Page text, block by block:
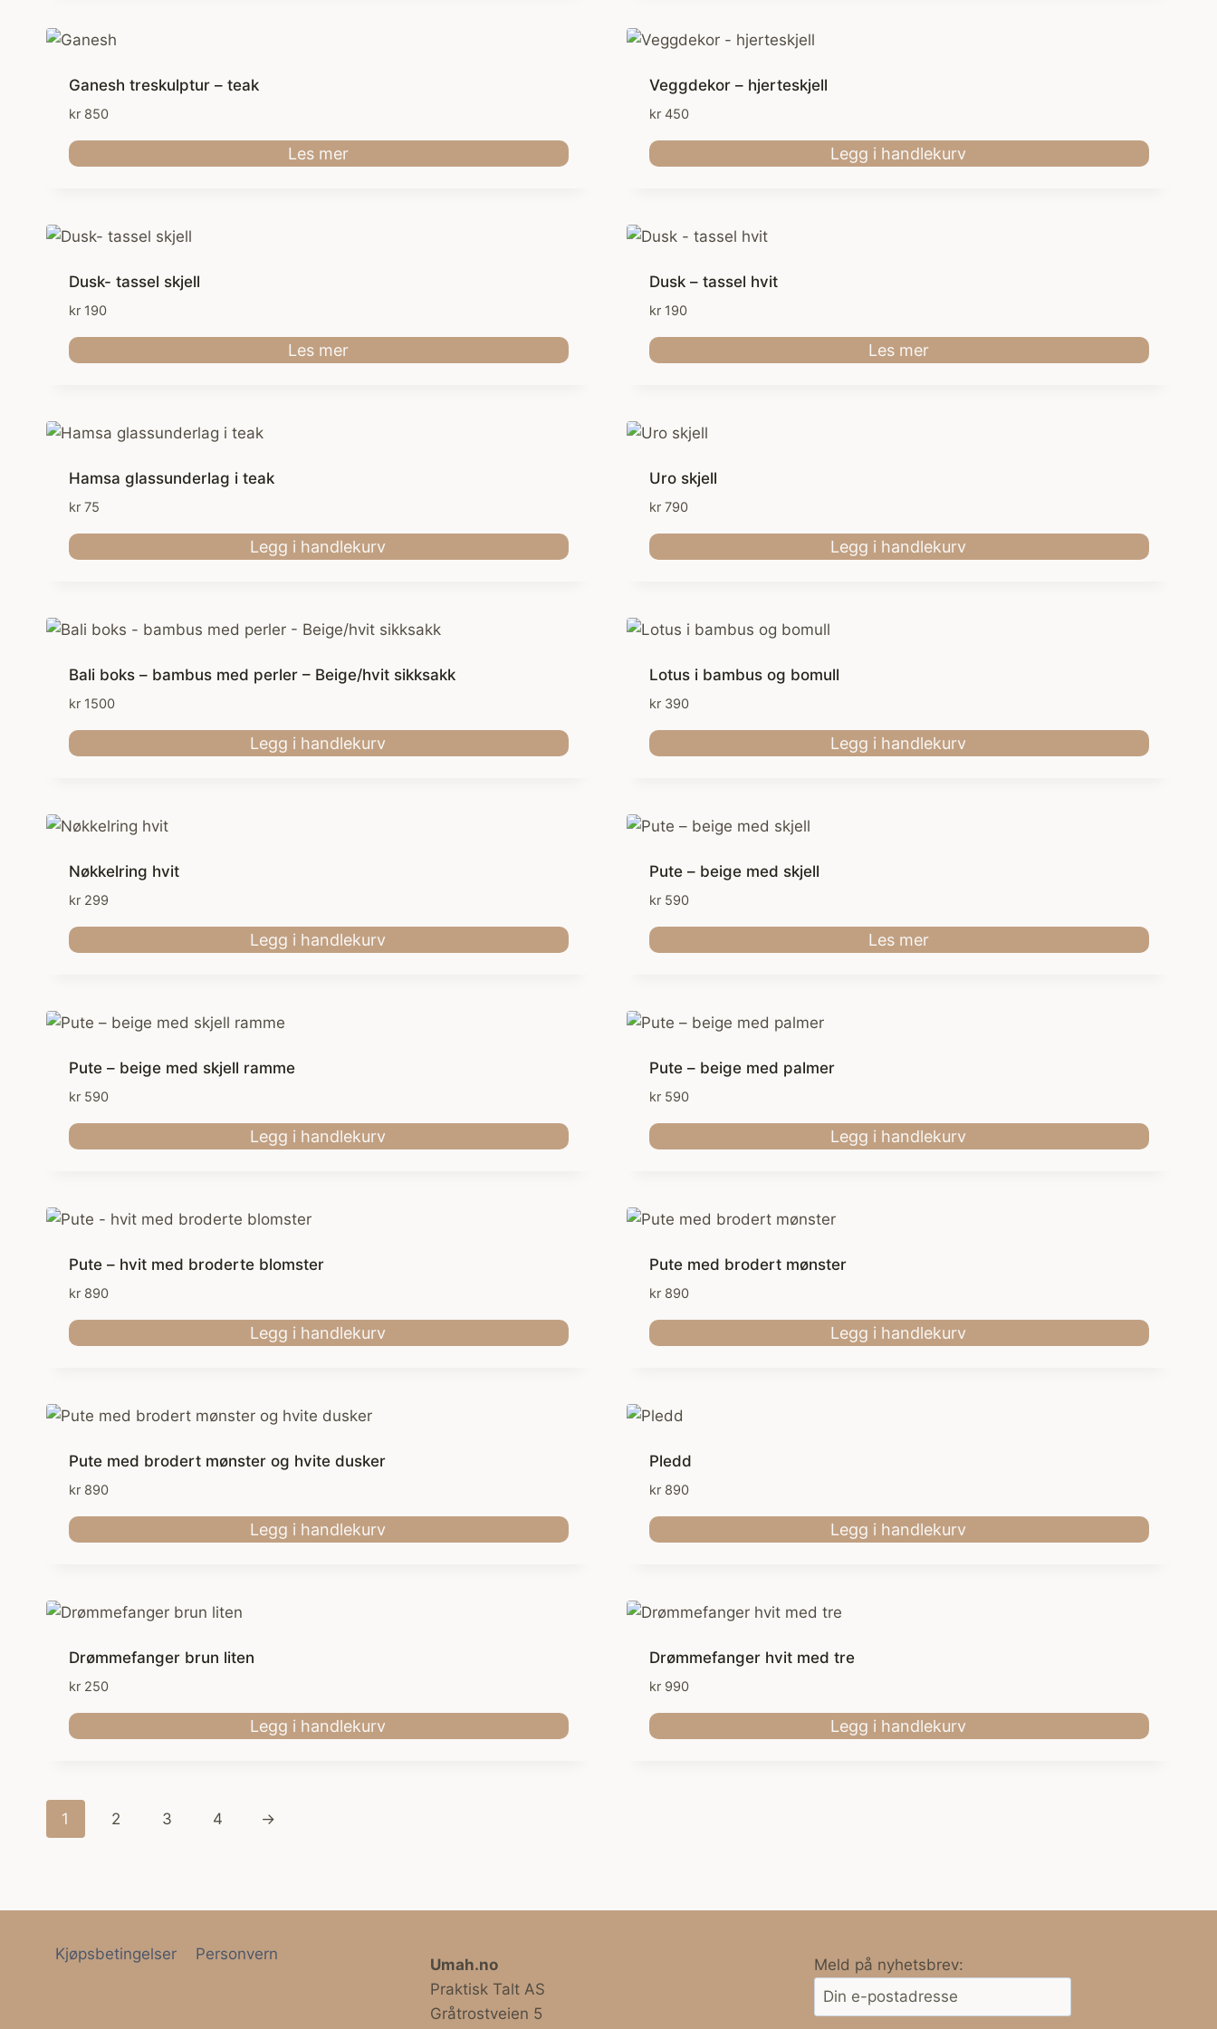
Ganesh treskulptur – teak
kr850
Les mer
Veggdekor – hjerteskjell
kr450
Legg i handlekurv
Dusk- tassel skjell
kr190
Les mer
Dusk – tassel hvit
kr190
Les mer
Hamsa glassunderlag i teak
kr75
Legg i handlekurv
Uro skjell
kr790
Legg i handlekurv
Bali boks – bambus med perler – Beige/hvit sikksakk
kr1500
Legg i handlekurv
Lotus i bambus og bomull
kr390
Legg i handlekurv
Nøkkelring hvit
kr299
Legg i handlekurv
Pute – beige med skjell
kr590
Les mer
Pute – beige med skjell ramme
kr590
Legg i handlekurv
Pute – beige med palmer
kr590
Legg i handlekurv
Pute – hvit med broderte blomster
kr890
Legg i handlekurv
Pute med brodert mønster
kr890
Legg i handlekurv
Pute med brodert mønster og hvite dusker
kr890
Legg i handlekurv
Pledd
kr890
Legg i handlekurv
Drømmefanger brun liten
kr250
Legg i handlekurv
Drømmefanger hvit med tre
kr990
Legg i handlekurv
1 2 3 4 →
Kjøpsbetingelser Personvern
Umah.no
Praktisk Talt AS
Gråtrostveien 5
Meld på nyhetsbrev: